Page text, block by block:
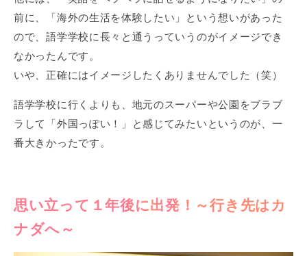
前に、「海外の生活を体験したい」という想いがあった
ので、語学学校に長々と通うっていうのがイメージでき
なかったんです。
いや、正確にはイメージしたくありませんでした（笑）
語学学校に行くよりも、地元のスーパーや公園をブラブ
ラして「外国っぽい！」と感じてみたいというのが、一
番大きかったです。
思い立って１年後に出発！～行き先はカ
ナダへ～